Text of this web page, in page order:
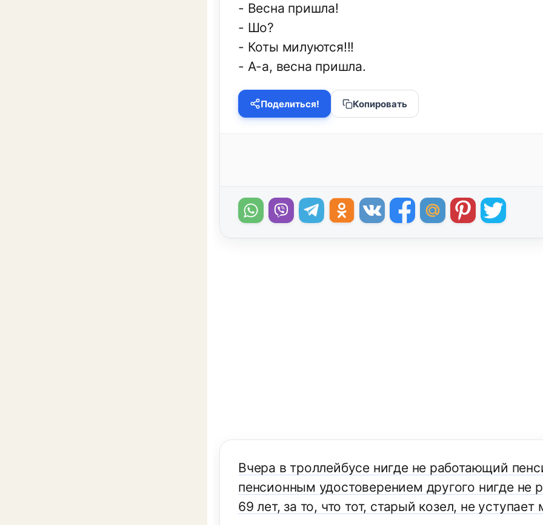
- Весна пришла!
- Шо?
- Коты милуются!!!
- А-а, весна пришла.
Поделиться! Копировать
Вчера в троллейбусе нигде не работающий
пенсионным удостоверением другого нигде не
69 лет, за то, что тот, старый козел, не